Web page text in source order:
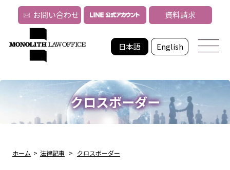
日本語 English
お問い合わせ 資料請求
クロスボーダー
ホーム > 法律記事 > クロスボーダー